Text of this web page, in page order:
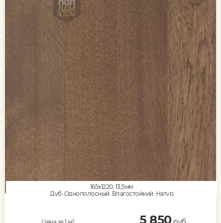
165x1220, 13,5мм
Дуб, Однополосный, Влагостойкий, Натур
5 850